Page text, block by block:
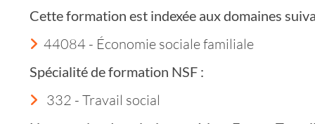
Cette formation est indexée aux domaines
44084 - Économie sociale familiale
Spécialité de formation NSF :
332 - Travail social